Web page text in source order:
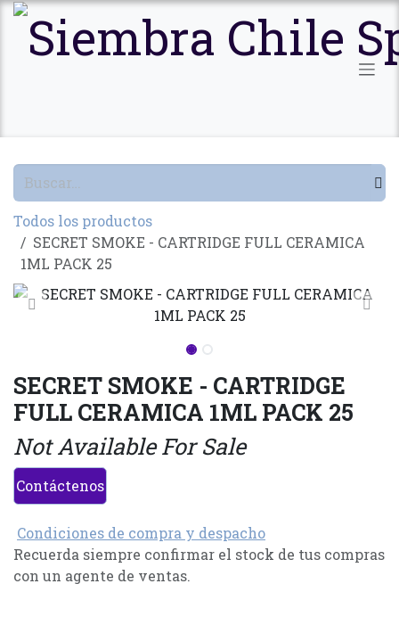
Ir al contenido
Todos los productos
SECRET SMOKE - CARTRIDGE FULL CERAMICA
1ML PACK 25
SECRET SMOKE - CARTRIDGE
FULL CERAMICA 1ML PACK 25
Not Available For Sale
Contáctenos
Condiciones de compra y despacho
Recuerda siempre confirmar el stock de tus compras
con un agente de ventas.